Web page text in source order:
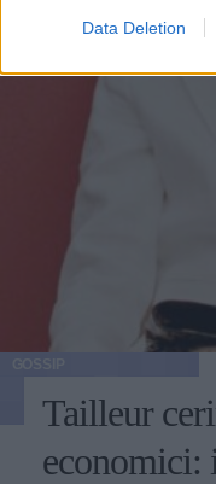
Data Deletion
Tailleur
economici: